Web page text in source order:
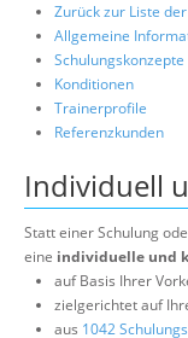
Zurück zur Liste
Allgemeine
Schulungskonzepte
Konditionen
Trainerprofile
Referenzkunden
Individuell
Statt einer Schulung
eine individuelle und
auf Basis Ihrer
zielgerichtet auf
aus 1042